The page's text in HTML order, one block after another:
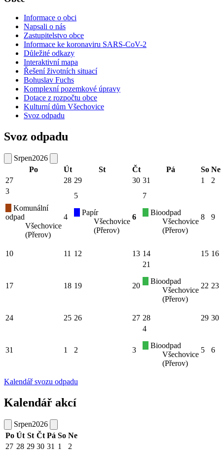
Informace o obci
Napsali o nás
Zastupitelstvo obce
Informace ke koronaviru SARS-CoV-2
Důležité odkazy
Interaktivní mapa
Řešení životních situací
Bohuslav Fuchs
Komplexní pozemkové úpravy
Dotace z rozpočtu obce
Kulturní dům Všechovice
Svoz odpadu
Svoz odpadu
Srpen2026
Po
Út St Čt Pá So Ne
27
28 29 30 31 1
2
3
Komunální
odpad
Všechovice
(Přerov)
4
5
Papír
Všechovice
(Přerov)
6
7
Bioodpad
Všechovice
(Přerov)
8 9
10 11 12 13 14 15 16
17 18 19 20
21
Bioodpad
Všechovice
(Přerov)
22 23
24 25 26 27 28 29 30
31 1 2 3
4
Bioodpad
Všechovice
(Přerov)
5 6
Kalendář svozu odpadu
Kalendář akcí
Srpen2026
Po Út St Čt Pá So Ne
27 28 29 30 31 1 2